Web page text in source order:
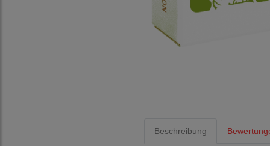
Beschreibung